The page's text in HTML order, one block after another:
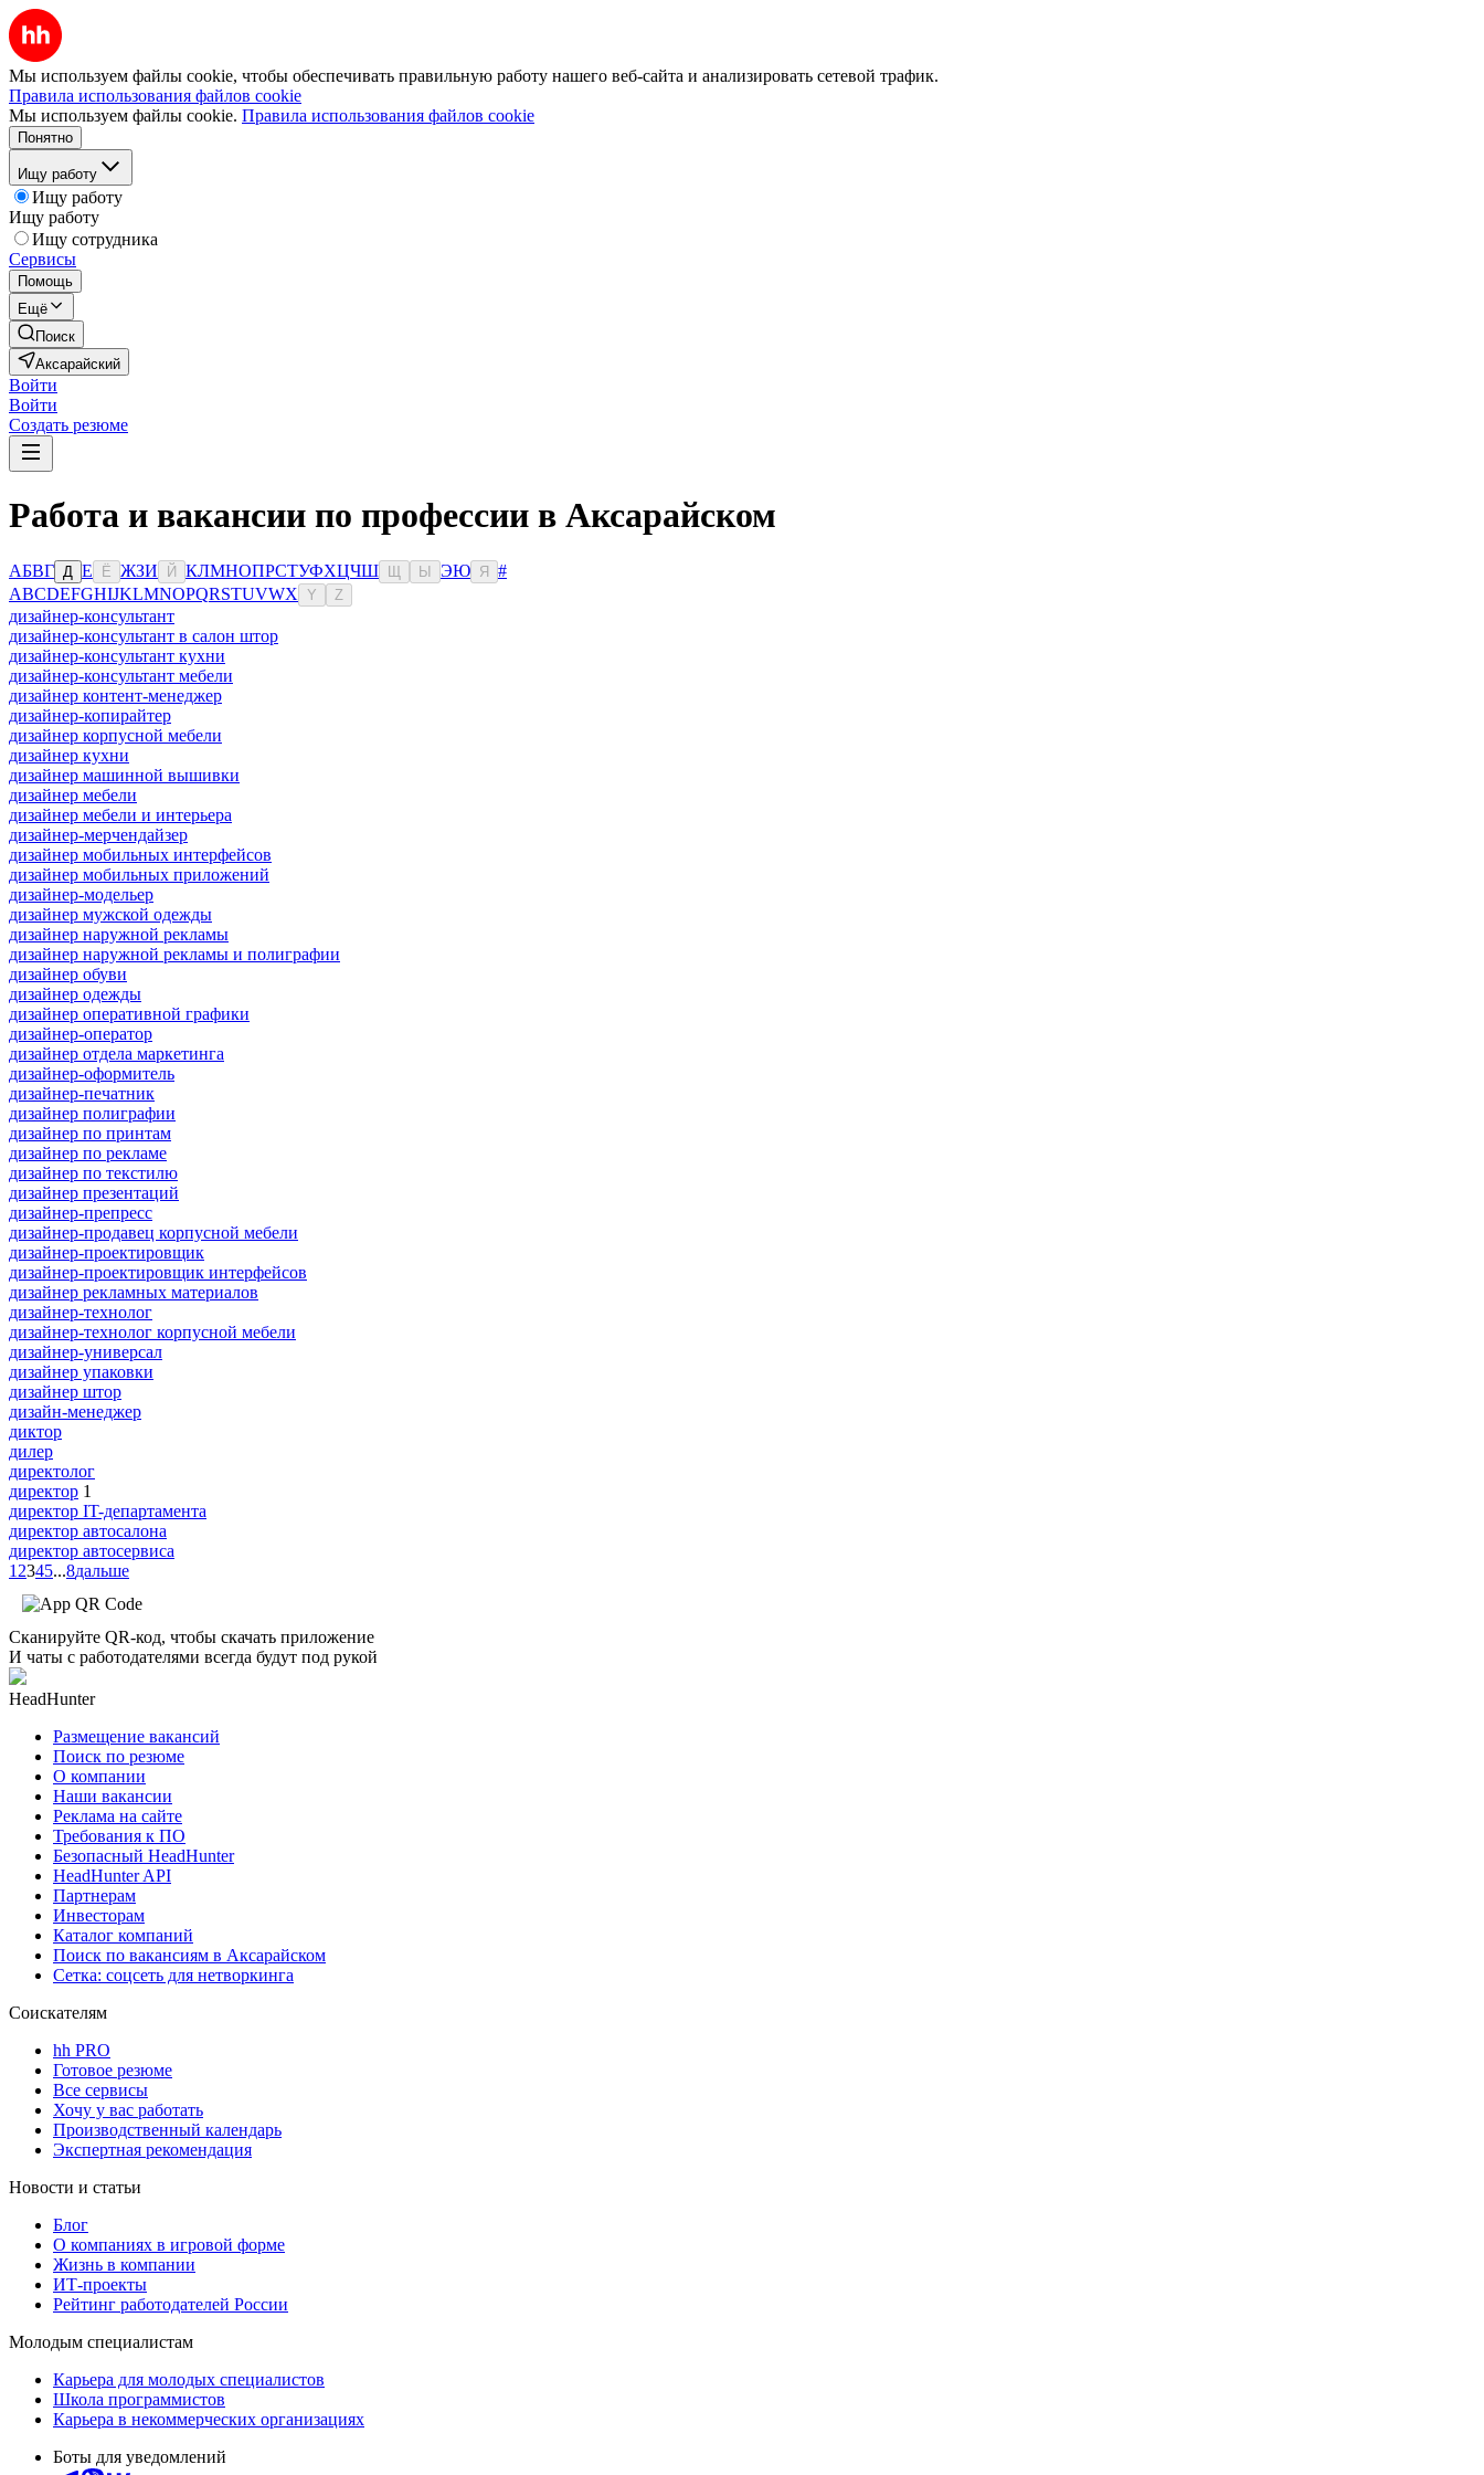
Мы используем файлы cookie, чтобы обеспечивать правильную работу нашего веб-сайта и анализировать сетевой трафик.
Правила использования файлов cookie
Мы используем файлы cookie. Правила использования файлов cookie
Понятно
Ищу работу
Ищу работу
Ищу работу
Ищу сотрудника
Сервисы
Помощь
Ещё
Поиск
Аксарайский
Войти
Войти
Создать резюме
Работа и вакансии по профессии в Аксарайском
АБВГ Д Е Ё ЖЗИ Й КЛМНОПРСТУФХЦЧШ Ы ЭЮ Я
#
ABCDEFGHIJKLMNOPQRSTUVWX Y Z
дизайнер-консультант
дизайнер-консультант в салон штор
дизайнер-консультант кухни
дизайнер-консультант мебели
дизайнер контент-менеджер
дизайнер-копирайтер
дизайнер корпусной мебели
дизайнер кухни
дизайнер машинной вышивки
дизайнер мебели
дизайнер мебели и интерьера
дизайнер-мерчендайзер
дизайнер мобильных интерфейсов
дизайнер мобильных приложений
дизайнер-модельер
дизайнер мужской одежды
дизайнер наружной рекламы
дизайнер наружной рекламы и полиграфии
дизайнер обуви
дизайнер одежды
дизайнер оперативной графики
дизайнер-оператор
дизайнер отдела маркетинга
дизайнер-оформитель
дизайнер-печатник
дизайнер полиграфии
дизайнер по принтам
дизайнер по рекламе
дизайнер по текстилю
дизайнер презентаций
дизайнер-препресс
дизайнер-продавец корпусной мебели
дизайнер-проектировщик
дизайнер-проектировщик интерфейсов
дизайнер рекламных материалов
дизайнер-технолог
дизайнер-технолог корпусной мебели
дизайнер-универсал
дизайнер упаковки
дизайнер штор
дизайн-менеджер
диктор
дилер
директолог
директор 1
директор IT-департамента
директор автосалона
директор автосервиса
1 2345...8дальше
Сканируйте QR-код, чтобы скачать приложение
И чаты с работодателями всегда будут под рукой
HeadHunter
Размещение вакансий
Поиск по резюме
О компании
Наши вакансии
Реклама на сайте
Требования к ПО
Безопасный HeadHunter
HeadHunter API
Партнерам
Инвесторам
Каталог компаний
Поиск по вакансиям в Аксарайском
Сетка: соцсеть для нетворкинга
Соискателям
hh PRO
Готовое резюме
Все сервисы
Хочу у вас работать
Производственный календарь
Экспертная рекомендация
Новости и статьи
Блог
О компаниях в игровой форме
Жизнь в компании
ИТ-проекты
Рейтинг работодателей России
Молодым специалистам
Карьера для молодых специалистов
Школа программистов
Карьера в некоммерческих организациях
Боты для уведомлений